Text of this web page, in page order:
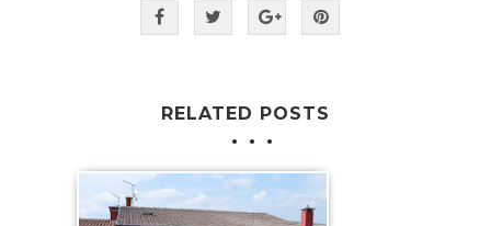
RELATED POSTS